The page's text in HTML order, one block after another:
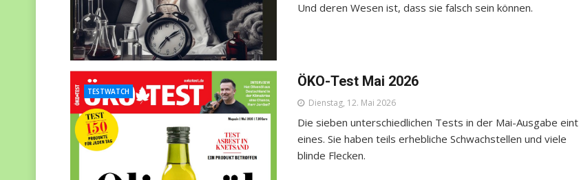
Und deren Wesen ist, dass sie falsch sein können.
ÖKO-Test Mai 2026
TESTWATCH
Dienstag, 12. Mai 2026
Die sieben unterschiedlichen Tests in der Mai-Ausgabe eint
eines. Sie haben teils erhebliche Schwachstellen und viele
blinde Flecken.